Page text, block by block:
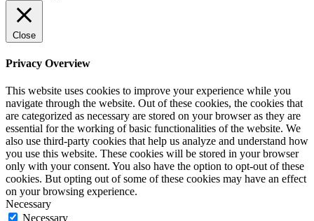
Close
Privacy Overview
This website uses cookies to improve your experience while you
navigate through the website. Out of these cookies, the cookies that
are categorized as necessary are stored on your browser as they are
essential for the working of basic functionalities of the website. We
also use third-party cookies that help us analyze and understand how
you use this website. These cookies will be stored in your browser
only with your consent. You also have the option to opt-out of these
cookies. But opting out of some of these cookies may have an effect
on your browsing experience.
Necessary
Necessary